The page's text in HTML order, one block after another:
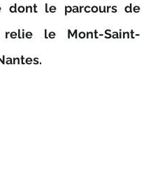
dont le parcours de
relie le Mont-Saint-